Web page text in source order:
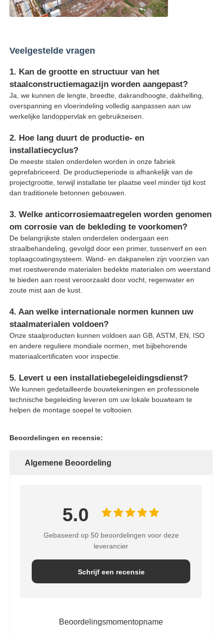
Veelgestelde vragen
1. Kan de grootte en structuur van het
staalconstructiemagazijn worden aangepast?
Ja, we kunnen de lengte, breedte, dakrandhoogte, dakhelling,
overspanning en vloerindeling volledig aanpassen aan uw
werkelijke landoppervlak en gebruikseisen.
2. Hoe lang duurt de productie- en
installatiecyclus?
De meeste stalen onderdelen worden in onze fabriek
geprefabriceerd. De productieperiode is afhankelijk van de
projectgrootte, terwijl installatie ter plaatse veel minder tijd kost
dan traditionele betonnen gebouwen.
3. Welke anticorrosiemaatregelen worden genomen
om corrosie van de bekleding te voorkomen?
De belangrijkste stalen onderdelen ondergaan een
straalbehandeling, gevolgd door een primer, tussenverf en een
toplaagcoatingsysteem. Wand- en dakpanelen zijn voorzien van
met roestwerende materialen bedekte materialen om weerstand
te bieden aan roest veroorzaakt door vocht, regenwater en
zoute mist aan de kust.
4. Aan welke internationale normen kunnen uw
staalmaterialen voldoen?
Onze staalproducten kunnen voldoen aan GB, ASTM, EN, ISO
en andere reguliere mondiale normen, met bijbehorende
materiaalcertificaten voor inspectie.
5. Levert u een installatiebegeleidingsdienst?
We kunnen gedetailleerde bouwtekeningen en professionele
technische begeleiding leveren om uw lokale bouwteam te
helpen de montage soepel te voltooien.
Beoordelingen en recensie:
Algemene Beoordeling
5.0
Gebaseerd op 50 beoordelingen voor deze
leverancier
Schrijf een recensie
Beoordelingsmomentopname